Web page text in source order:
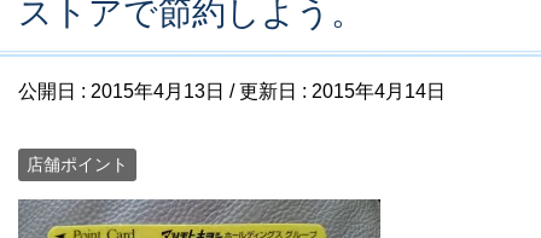
ストアで節約しよう。
公開日 : 2015年4月13日 / 更新日 : 2015年4月14日
店舗ポイント